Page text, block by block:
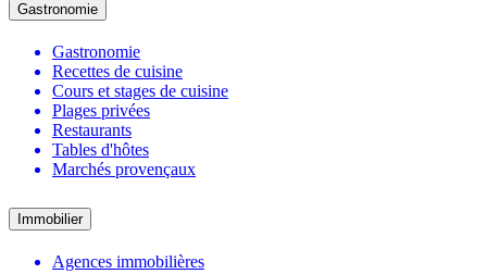
Gastronomie
Gastronomie
Recettes de cuisine
Cours et stages de cuisine
Plages privées
Restaurants
Tables d'hôtes
Marchés provençaux
Immobilier
Agences immobilières